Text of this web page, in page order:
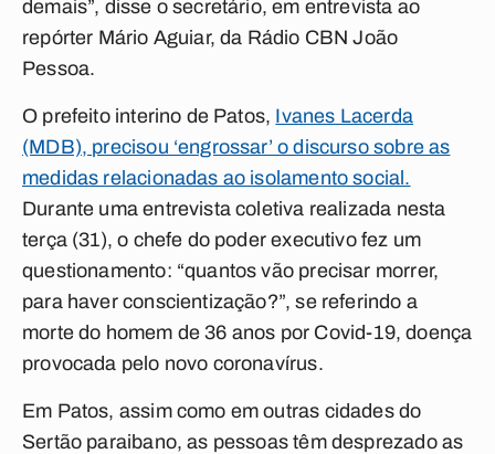
demais”, disse o secretário, em entrevista ao
repórter Mário Aguiar, da Rádio CBN João
Pessoa.
O prefeito interino de Patos, Ivanes Lacerda
(MDB), precisou ‘engrossar’ o discurso sobre as
medidas relacionadas ao isolamento social.
Durante uma entrevista coletiva realizada nesta
terça (31), o chefe do poder executivo fez um
questionamento: “quantos vão precisar morrer,
para haver conscientização?”, se referindo a
morte do homem de 36 anos por Covid-19, doença
provocada pelo novo coronavírus.
Em Patos, assim como em outras cidades do
Sertão paraibano, as pessoas têm desprezado as